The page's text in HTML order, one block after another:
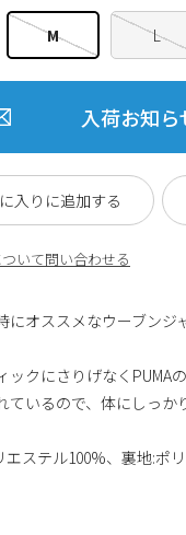
M L
入荷お知
いて問い合わせる
入りに追加する
にオススメなウーブンジ
ックにさりげなくPUMA
ているので、体にしっか
エステル100%、裏地:ポ